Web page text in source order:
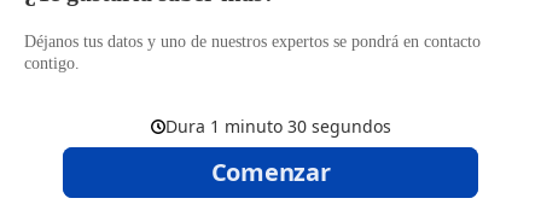
Déjanos tus datos y uno de nuestros expertos se pondrá en contacto
contigo.